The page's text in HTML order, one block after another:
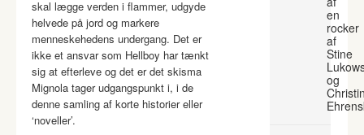
skal lægge verden i flammer, udgyde
helvede på jord og markere
menneskehedens undergang. Det er
ikke et ansvar som Hellboy har tænkt
sig at efterleve og det er det skisma
Mignola tager udgangspunkt i, i de
denne samling af korte historier eller
‘noveller’.
en
rocker
af
Stine
og